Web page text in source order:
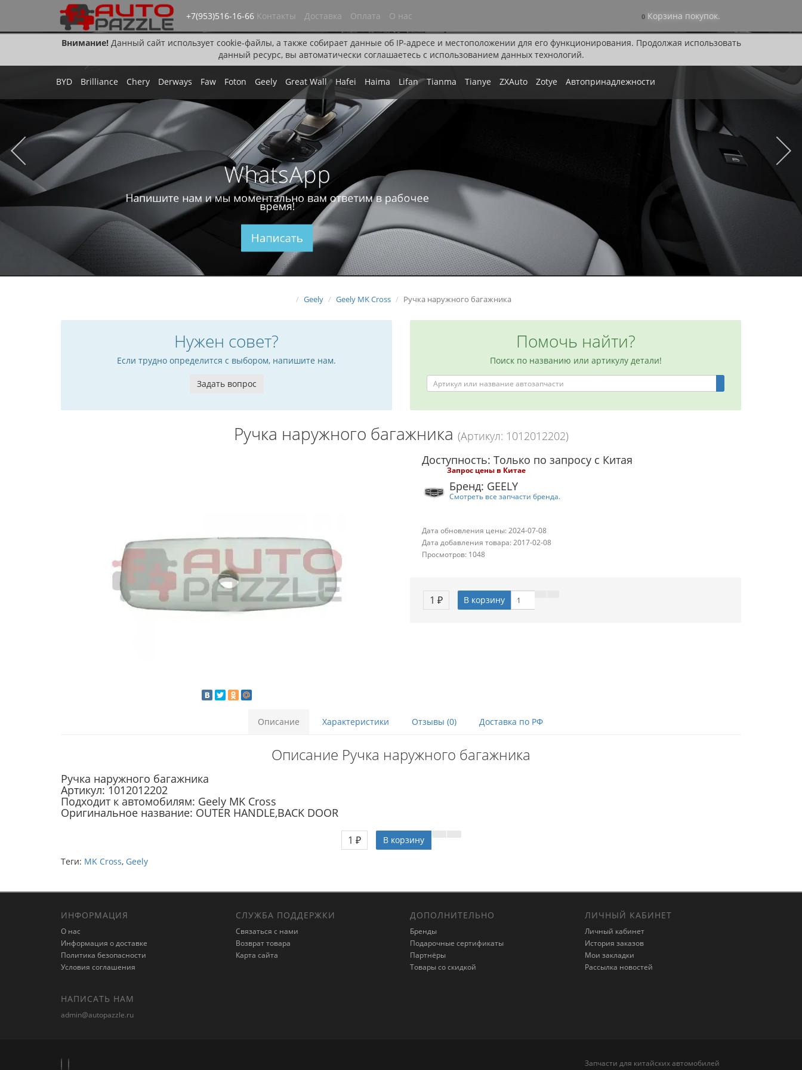
Внимание!Данный сайт использует cookie-файлы, а также собирает данные об IP-адресе и местоположении для его функционирования. Продолжая использовать
данный ресурс, вы автоматически соглашаетесь с использованием данных технологий.
+7(953)516-16-66 Контакты Доставка Оплата О нас 0 Корзина покупок.
BYD Brilliance Chery Derways Faw Foton Geely Great Wall Hafei Haima Lifan Tianma Tianye ZXAuto Zotye Автопринадлежности
WhatsApp
Напишите нам и мы моментально вам ответим в рабочее
время!
Написать
Geely Geely MK Cross Ручка наружного багажника
Нужен совет?
Если трудно определится с выбором, напишите нам.
Задать вопрос
Помочь найти?
Поиск по названию или артикулу детали!
Ручка наружного багажника (Артикул: 1012012202)
Доступность: Только по запросу с Китая
Запрос цены в Китае
Бренд: GEELY
Смотреть все запчасти бренда.
Дата обновления цены: 2024-07-08
Дата добавления товара: 2017-02-08
Просмотров: 1048
1 ₽ В корзину
Описание Характеристики Отзывы (0) Доставка по РФ
Описание Ручка наружного багажника
Ручка наружного багажника
Артикул: 1012012202
Подходит к автомобилям: Geely MK Cross
Оригинальное название: OUTER HANDLE,BACK DOOR
1 ₽
В корзину
Теги: MK Cross, Geely
ИНФОРМАЦИЯ
О нас
Информация о доставке
Политика безопасности
Условия соглашения
СЛУЖБА ПОДДЕРЖКИ
Связаться с нами
Возврат товара
Карта сайта
ДОПОЛНИТЕЛЬНО
Бренды
Подарочные сертификаты
Партнёры
Товары со скидкой
ЛИЧНЫЙ КАБИНЕТ
Личный кабинет
История заказов
Мои закладки
Рассылка новостей
НАПИСАТЬ НАМ
admin@autopazzle.ru
Запчасти для китайских автомобилей